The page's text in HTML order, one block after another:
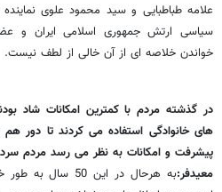
علامه طباطبایی و سید محمود علوی
سیاسی ارتش جمهوری اسلامی ایران و
خواندن خلاصه ای از آن خالی از لطف نیست.
در گذشته مردم با کمترین امکانات شاد
های خانوادگی استفاده می کردند تا دور
پیشرفت و امکانات به نظر می رسد مردم
معیدفر:
به هرحال در این